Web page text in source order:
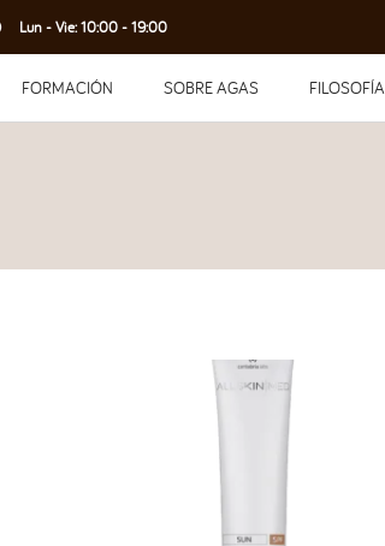
Lun - Vie: 10:00 - 19:00
FORMACIÓN SOBRE AGAS FILOSOFÍA